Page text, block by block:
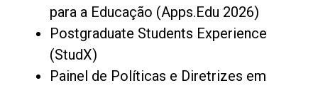
para a Educação (Apps.Edu 2026)
Postgraduate Students Experience
(StudX)
Painel de Políticas e Diretrizes em